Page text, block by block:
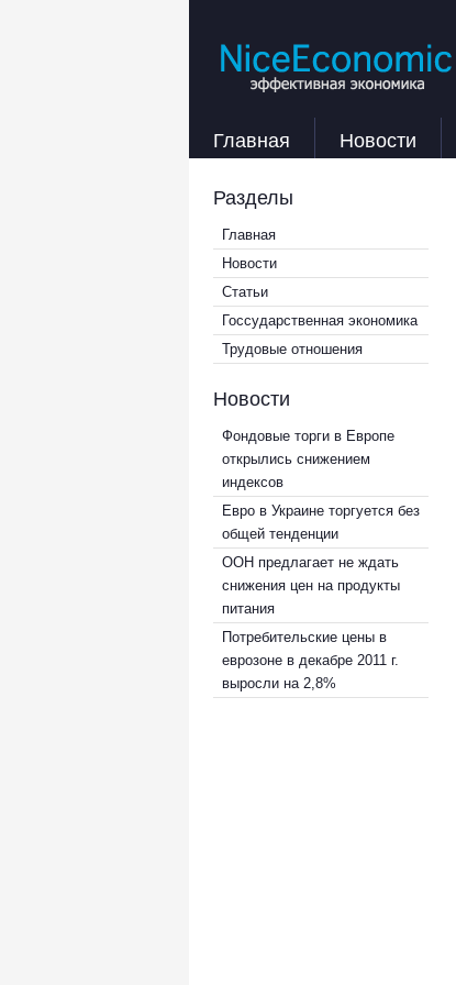
Главная Новости
Разделы
Главная
Новости
Статьи
Госсударственная экономика
Трудовые отношения
Новости
Фондовые торги в Европе
открылись снижением
индексов
Евро в Украине торгуется без
общей тенденции
ООН предлагает не ждать
снижения цен на продукты
питания
Потребительские цены в
еврозоне в декабре 2011 г.
выросли на 2,8%